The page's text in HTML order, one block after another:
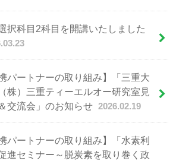
択科目2科目を開講いたしました
携パートナーの取り組み】「三重大
株）三重ティーエルオー研究室見
交流会」のお知らせ 2026.02.19
携パートナーの取り組み】「水素利
進セミナー～脱炭素を取り巻く政